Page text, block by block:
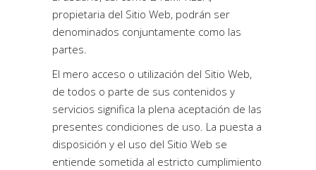
propietaria del Sitio Web, podrán ser
denominados conjuntamente como las
partes.
El mero acceso o utilización del Sitio Web,
de todos o parte de sus contenidos y
servicios significa la plena aceptación de las
presentes condiciones de uso. La puesta a
disposición y el uso del Sitio Web se
entiende sometida al estricto cumplimiento